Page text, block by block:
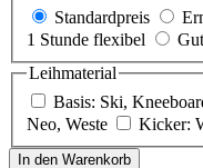
Standardpreis
1 Stunde flexibel
Leihmaterial
Basis: Ski,
Neo, Weste
Kicker: